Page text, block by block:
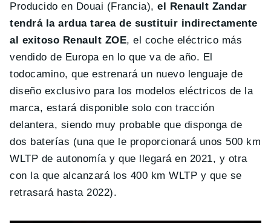
Producido en Douai (Francia),el Renault Zandar
tendrá la ardua tarea de sustituir indirectamente
al exitoso Renault ZOE, el coche eléctrico más
vendido de Europa en lo que va de año. El
todocamino, que estrenará un nuevo lenguaje de
diseño exclusivo para los modelos eléctricos de la
marca, estará disponible solo con tracción
delantera, siendo muy probable que disponga de
dos baterías (una que le proporcionará unos 500 km
WLTP de autonomía y que llegará en 2021, y otra
con la que alcanzará los 400 km WLTP y que se
retrasará hasta 2022).